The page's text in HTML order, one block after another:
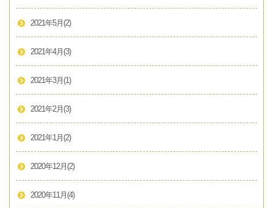
2021年5月 (2)
2021年4月 (3)
2021年3月 (1)
2021年2月 (3)
2021年1月 (2)
2020年12月 (2)
2020年11月 (4)